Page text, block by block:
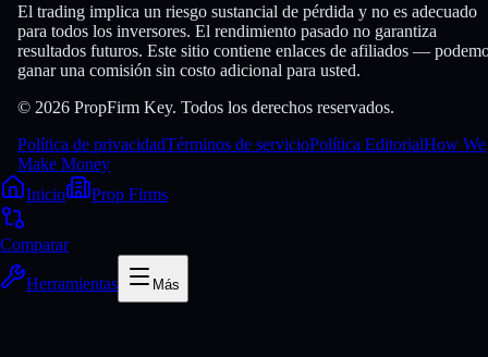
El trading implica un riesgo sustancial de pérdida y no es adecuado
para todos los inversores. El rendimiento pasado no garantiza
resultados futuros. Este sitio contiene enlaces de afiliados —
ganar una comisión sin costo adicional para usted.
© 2026 PropFirm Key. Todos los derechos reservados.
Política de privacidadTérminos de servicioPolítica EditorialHow We
Make Money
Inicio
Prop Firms
Comparar
Herramientas Más